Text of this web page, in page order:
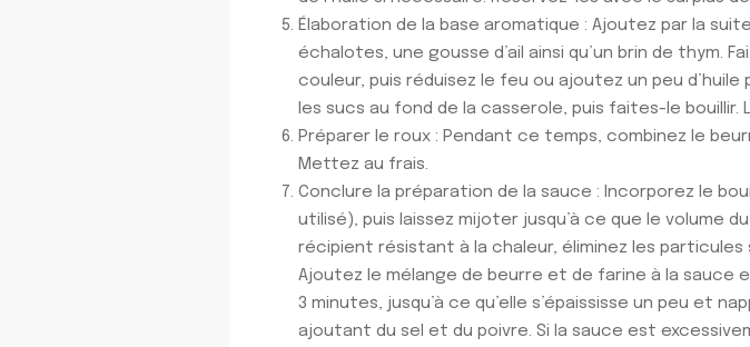
Élaboration de la base aromatique : Ajoutez par la
échalotes, une gousse d’ail ainsi qu’un brin de thym.
couleur, puis réduisez le feu ou ajoutez un peu
les sucs au fond de la casserole, puis faites-le bouillir.
Préparer le roux : Pendant ce temps, combinez le
Mettez au frais.
Conclure la préparation de la sauce : Incorporez le
utilisé), puis laissez mijoter jusqu’à ce que le volume
récipient résistant à la chaleur, éliminez les
Ajoutez le mélange de beurre et de farine à la sauce
3 minutes, jusqu’à ce qu’elle s’épaississe un peu et
ajoutant du sel et du poivre. Si la sauce est